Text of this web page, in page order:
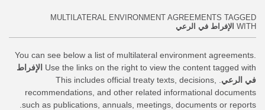
MULTILATERAL ENVIRONMENT AGREEMENTS TAGGED
WITH الإفراط في الرعي
You can see below a list of multilateral environment agreements.
Use the links on the right to view the content tagged with
الإفراط
في الرعي
. This includes official treaty texts, decisions,
recommendations, and other related informational documents
such as publications, annuals, meetings, documents or reports.